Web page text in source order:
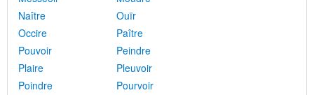
Naître
Ouïr
Occire
Paître
Pouvoir
Peindre
Plaire
Pleuvoir
Poindre
Pourvoir